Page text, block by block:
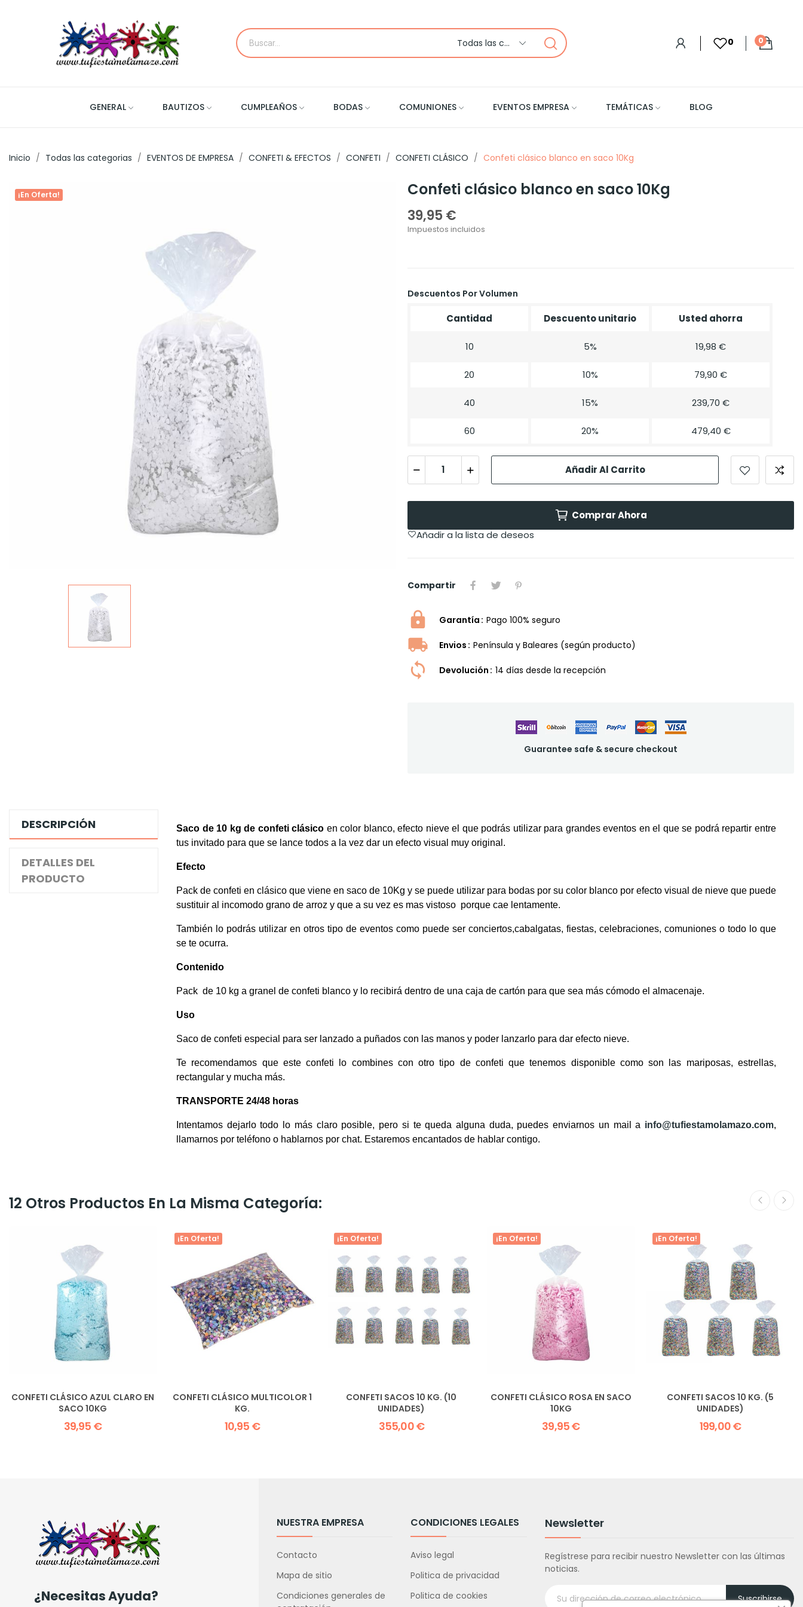
Todas las categorias 0 0
GENERAL BAUTIZOS CUMPLEAÑOS BODAS COMUNIONES EVENTOS EMPRESA TEMÁTICAS BLOG
Inicio Todas las categorias EVENTOS DE EMPRESA CONFETI & EFECTOS CONFETI CONFETI CLÁSICO Confeti clásico blanco en saco 10Kg
¡En Oferta! Confeti clásico blanco en saco 10Kg
39,95 €
Impuestos incluidos
Descuentos Por Volumen
Cantidad Descuento unitario Usted ahorra
10 5% 19,98 €
20 10% 79,90 €
40 15% 239,70 €
60 20% 479,40 €
Añadir Al Carrito
Comprar Ahora
Añadir a la lista de deseos
Compartir
Garantía Pago 100% seguro
Envios Península y Baleares (según producto)
Devolución 14 dí­as desde la recepción
Guarantee safe & secure checkout
DESCRIPCIÓN
DETALLES DEL
PRODUCTO
Saco de 10 kg de confeti clásico en color blanco, efecto nieve el que podrás utilizar para grandes eventos en el que se podrá repartir entre
tus invitado para que se lance todos a la vez dar un efecto visual muy original.
Efecto
Pack de confeti en clásico que viene en saco de 10Kg y se puede utilizar para bodas por su color blanco por efecto visual de nieve que puede
sustituir al incomodo grano de arroz y que a su vez es mas vistoso porque cae lentamente.
También lo podrás utilizar en otros tipo de eventos como puede ser conciertos,cabalgatas, fiestas, celebraciones, comuniones o todo lo que
se te ocurra.
Contenido
Pack de 10 kg a granel de confeti blanco y lo recibirá dentro de una caja de cartón para que sea más cómodo el almacenaje.
Uso
Saco de confeti especial para ser lanzado a puñados con las manos y poder lanzarlo para dar efecto nieve.
Te recomendamos que este confeti lo combines con otro tipo de confeti que tenemos disponible como son las mariposas, estrellas,
rectangular y mucha más.
TRANSPORTE 24/48 horas
Intentamos dejarlo todo lo más claro posible, pero si te queda alguna duda, puedes enviarnos un mail a info@tufiestamolamazo.com,
llamarnos por teléfono o hablarnos por chat. Estaremos encantados de hablar contigo.
12 Otros Productos En La Misma Categoría:
CONFETI CLÁSICO AZUL CLARO EN
SACO 10KG
39,95 €
¡En Oferta!
CONFETI CLÁSICO MULTICOLOR 1
KG.
10,95 €
¡En Oferta!
CONFETI SACOS 10 KG. (10
UNIDADES)
355,00 €
¡En Oferta!
CONFETI CLÁSICO ROSA EN SACO
10KG
39,95 €
¡En Oferta!
CONFETI SACOS 10 KG. (5
UNIDADES)
199,00 €
¿Necesitas Ayuda?
NUESTRA EMPRESA
Contacto
Mapa de sitio
Condiciones generales de
CONDICIONES LEGALES
Aviso legal
Politica de privacidad
Politica de cookies
Newsletter
Regístrese para recibir nuestro Newsletter con las últimas
noticias.
Suscribirse